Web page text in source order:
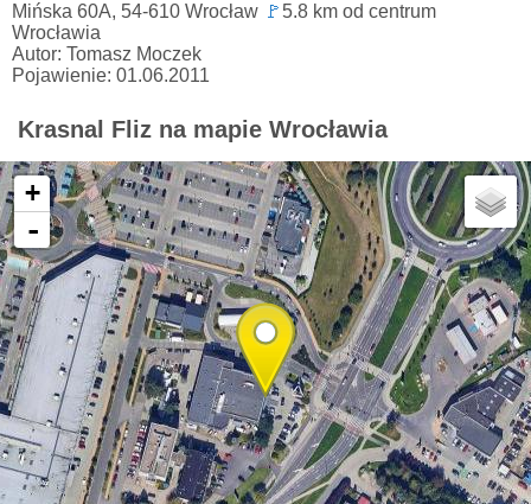
Mińska 60A, 54-610 Wrocław 🚩 5.8 km od centrum
Wrocławia
Autor: Tomasz Moczek
Pojawienie: 01.06.2011
Krasnal Fliz na mapie Wrocławia
+
-